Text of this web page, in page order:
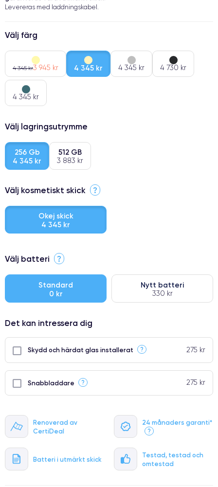
Levereras med laddningskabel.
Renoverad av
CertiDeal
24 månaders garanti*
?
Batteri i utmärkt skick
Testad, testad och
omtestad
Välj färg
4 345 kr3 945 kr 4 345 kr 4 345 kr 4 730 kr
4 345 kr
Välj lagringsutrymme
256 Gb
4 345 kr
512 GB
3 883 kr
Välj kosmetiskt skick ?
Okej skick
4 345 kr
⭐ Premium
● Oklanderlig kvalitetsskärm
● Endast 5% av våra telefoner har premiumklassning
Välj batteri ?
Standard
0 kr
Nytt batteri
330 kr
Det kan intressera dig
Skydd och härdat glas installerat ? 275 kr
Snabbladdare ? 275 kr